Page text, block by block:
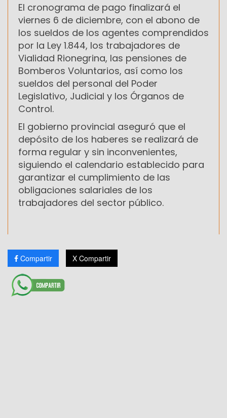
El cronograma de pago finalizará el
viernes 6 de diciembre, con el abono de
los sueldos de los agentes comprendidos
por la Ley 1.844, los trabajadores de
Vialidad Rionegrina, las pensiones de
Bomberos Voluntarios, así como los
sueldos del personal del Poder
Legislativo, Judicial y los Órganos de
Control.
El gobierno provincial aseguró que el
depósito de los haberes se realizará de
forma regular y sin inconvenientes,
siguiendo el calendario establecido para
garantizar el cumplimiento de las
obligaciones salariales de los
trabajadores del sector público.
Compartir X Compartir